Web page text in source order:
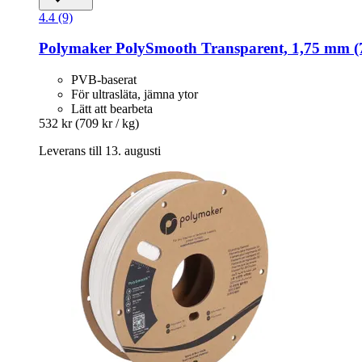
4.4 (9)
Polymaker PolySmooth Transparent, 1,75 mm
PVB-baserat
För ultrasläta, jämna ytor
Lätt att bearbeta
532 kr (709 kr / kg)
Leverans till 13. augusti